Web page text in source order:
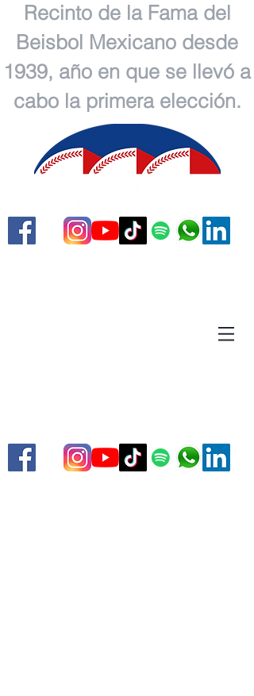
Recinto de la Fama del
Beisbol Mexicano desde
1939, año en que se llevó a
cabo la primera elección.